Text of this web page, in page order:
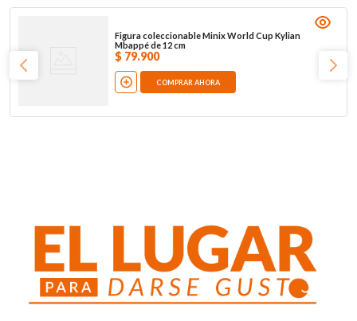
Figura coleccionable Minix World Cup Kylian
Mbappé de 12 cm
$ 79.900
COMPRAR AHORA